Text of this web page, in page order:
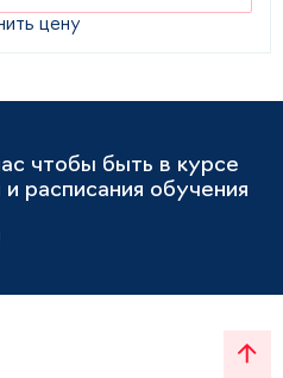
цену
чтобы быть в курсе
расписания обучения